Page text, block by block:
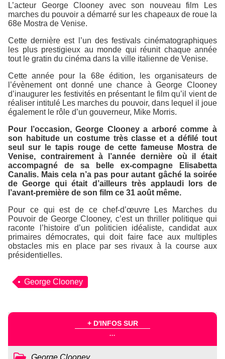
L’acteur George Clooney avec son nouveau film
Les
marches du pouvoir a démarré sur les chapeaux de roue la
68e Mostra de Venise.
Cette dernière est l’un des festivals cinématographiques
les plus prestigieux au monde qui réunit chaque année
tout le gratin du cinéma dans la ville italienne de Venise.
Cette année pour la 68e édition, les organisateurs de
l’évènement ont donné une chance à George Clooney
d’inaugurer les festivités en présentant le film qu’il vient de
réaliser intitulé Les marches du pouvoir, dans lequel il joue
également le rôle d’un gouverneur, Mike Morris.
Pour l’occasion, George Clooney a arboré comme à
son habitude un costume très classe et a défilé tout
seul sur le tapis rouge de cette fameuse
Mostra de
Venise, contrairement à l’année dernière où il était
accompagné de sa belle ex-compagne Elisabetta
Canalis. Mais cela n’a pas pour autant gâché la soirée
de George qui était d’ailleurs très applaudi lors de
l’avant-première de son film ce 31 août même.
Pour ce qui est de ce chef-d’œuvre
Les Marches du
Pouvoir de George Clooney, c’est un thriller politique qui
raconte l’histoire d’un politicien idéaliste, candidat aux
primaires démocrates, qui doit faire face aux multiples
obstacles mis en place par ses rivaux à la course aux
présidentielles.
George Clooney
+ D'INFOS SUR
...
George Clooney